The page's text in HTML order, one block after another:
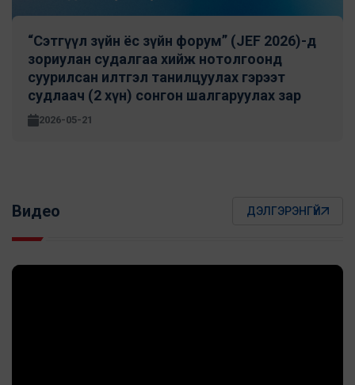
“Сэтгүүл зүйн ёс зүйн форум” (JEF 2026)-д
зориулан cудалгаа хийж нотолгоонд
суурилсан илтгэл танилцуулах гэрээт
судлаач (2 хүн) сонгон шалгаруулах зар
2026-05-21
Видео ДЭЛГЭРЭНГҮЙ